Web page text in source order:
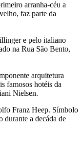
arranha-céu a
faz parte da
e pelo italiano
na Rua São Bento,
arquitetura
famosos hotéis da
Nielsen.
Franz Heep. Símbolo
durante a decáda de